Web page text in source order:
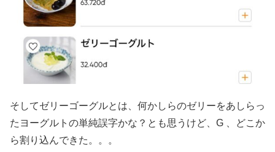
そしてゼリーゴーグルとは、何かしらのゼリーをあしらっ
たヨーグルトの単純誤字かな？とも思うけど、G 、どこか
ら割り込んできた。。。